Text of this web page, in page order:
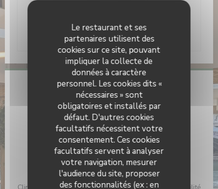
Le restaurant et ses
partenaires utilisent des
cookies sur ce site, pouvant
impliquer la collecte de
données à caractère
personnel. Les cookies dits «
nécessaires » sont
obligatoires et installés par
défaut. D'autres cookies
facultatifs nécessitent votre
consentement. Ces cookies
facultatifs servent à analyser
votre navigation, mesurer
l'audience du site, proposer
des fonctionnalités (ex : en
Nous vous accueillons tout au long de
l'année 7j/7
Infos pratiques
Cuisine
Cuisine d'été, Produits frais, Fait maison
Type de restaurant
Brasserie et lieu d'événements, Péniche restaurant,
Brasserie
Services